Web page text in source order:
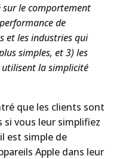
sur le comportement
de
et les industries qui
simples, et 3) les
la simplicité
que les clients sont
si vous leur simplifiez
est simple de
Apple dans leur